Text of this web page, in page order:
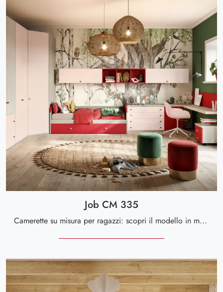
Job CM 335
Camerette su misura per ragazzi: scopri il modello in melaminico Job CM 335 di Giessegi per stanzette moderne.